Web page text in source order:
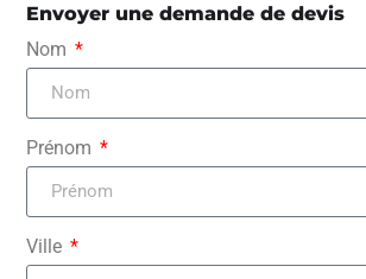
Envoyer une demande de devis
Nom
Prénom
Ville